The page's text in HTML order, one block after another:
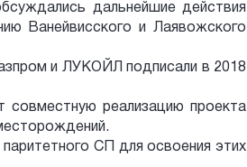
дальнейшие действия
Ванейвисского и Лаявожского
и ЛУКОЙЛ подписали в 2018
совместную реализацию проекта
СП для освоения этих